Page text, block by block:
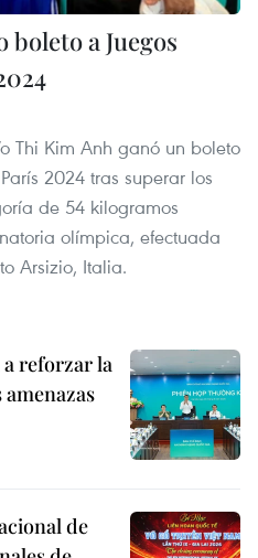
a Juegos
Thi Kim Anh ganó un boleto
2024 tras superar los
de 54 kilogramos
olímpica, efectuada
Arsizio, Italia.
reforzar la
de